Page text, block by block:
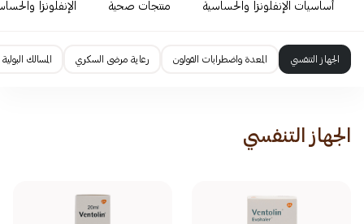
أساسيات الإنفلونزا والحساسية منتجات صحية الإنفلونزا
الجهاز التنفسي المعدة واضطرابات القولون رعاية مرضى السكري المسالك البولية
الجهاز التنفسي